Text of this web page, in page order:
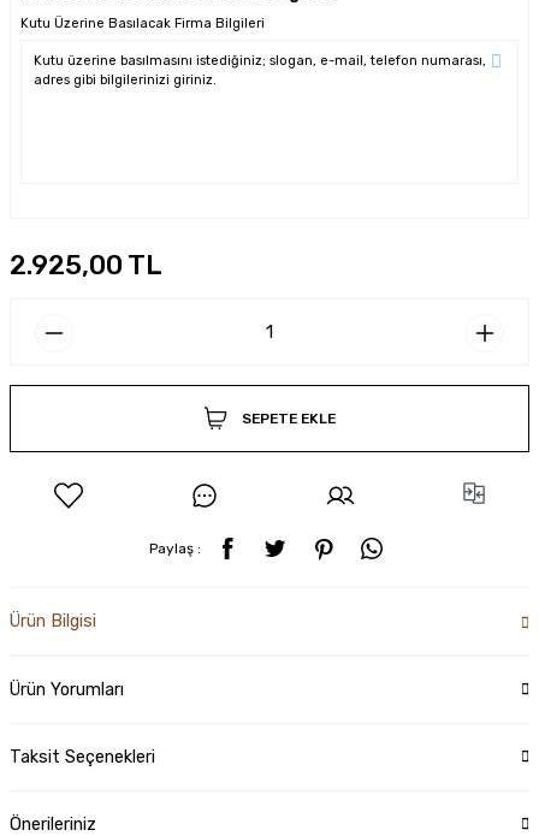
Kutu Üzerine Basılacak Firma Bilgileri
2.925,00 TL
SEPETE EKLE
Paylaş :
Ürün Bilgisi
Ürün Yorumları
Taksit Seçenekleri
Önerileriniz